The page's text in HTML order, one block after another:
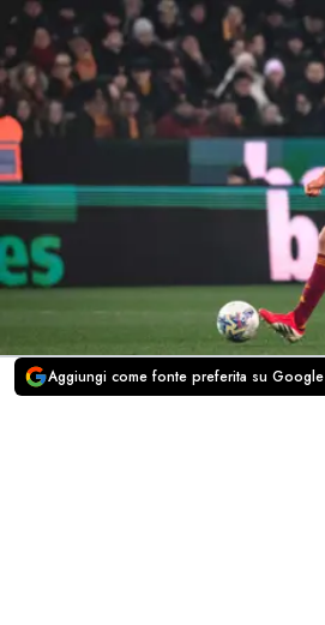
Aggiungi come fonte preferita su Google